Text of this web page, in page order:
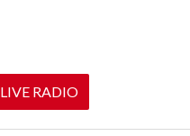
LIVE RADIO